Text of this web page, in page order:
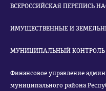
ВСЕРОССИЙСКАЯ ПЕРЕПИСЬ
ИМУЩЕСТВЕННЫЕ И
МУНИЦИПАЛЬНЫЙ КОНТРОЛЬ
Финансовое управление
муниципального района